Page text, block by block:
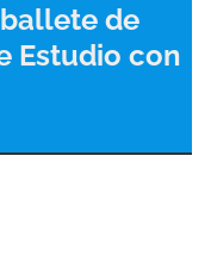
de
Estudio con